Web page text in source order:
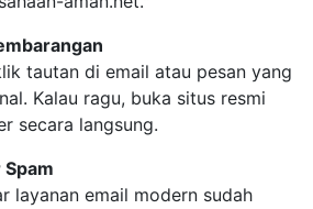
tautan di email atau pesan yang
Kalau ragu, buka situs resmi
secara langsung.
layanan email modern sudah